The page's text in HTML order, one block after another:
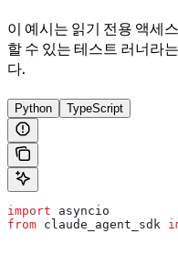
이 예시는 읽기 전용 액세
할 수 있는 테스트 러너라
다.
Python TypeScript
import asyncio
from claude_agent_sdk